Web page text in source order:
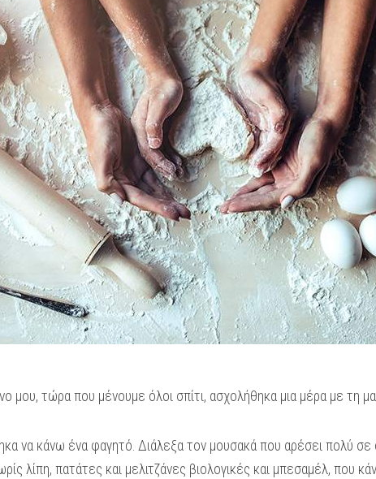
μου, τώρα που μένουμε όλοι σπίτι, ασχολήθηκα μια μέρα με τη
να κάνω ένα φαγητό. Διάλεξα τον μουσακά που αρέσει πολύ σε
λίπη, πατάτες και μελιτζάνες βιολογικές και μπεσαμέλ, που